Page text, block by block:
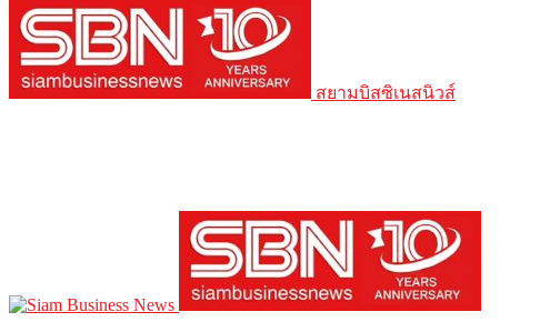
สยามบิสซิเนสนิวส์